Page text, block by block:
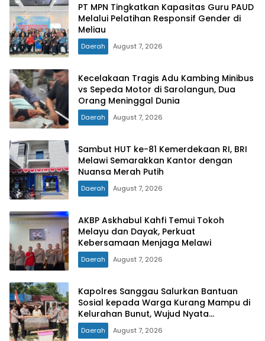
PT MPN Tingkatkan Kapasitas Guru PAUD
Melalui Pelatihan Responsif Gender di
Meliau
Daerah August 7, 2026
Kecelakaan Tragis Adu Kambing Minibus
vs Sepeda Motor di Sarolangun, Dua
Orang Meninggal Dunia
Daerah August 7, 2026
Sambut HUT ke-81 Kemerdekaan RI, BRI
Melawi Semarakkan Kantor dengan
Nuansa Merah Putih
Daerah August 7, 2026
AKBP Askhabul Kahfi Temui Tokoh
Melayu dan Dayak, Perkuat
Kebersamaan Menjaga Melawi
Daerah August 7, 2026
Kapolres Sanggau Salurkan Bantuan
Sosial kepada Warga Kurang Mampu di
Kelurahan Bunut, Wujud Nyata
Kepedulian Polri Hadir untuk Masyarakat
Daerah August 7, 2026